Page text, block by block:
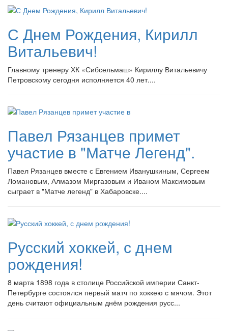
С Днем Рождения, Кирилл
Витальевич!
Главному тренеру ХК «Сибсельмаш» Кириллу Витальевичу
Петровскому сегодня исполняется 40 лет....
Павел Рязанцев примет
участие в "Матче Легенд".
Павел Рязанцев вместе с Евгением Иванушкиным, Сергеем
Ломановым, Алмазом Миргазовым и Иваном Максимовым
сыграет в "Матче легенд" в Хабаровске....
Русский хоккей, с днем
рождения!
8 марта 1898 года в столице Российской империи Санкт-
Петербурге состоялся первый матч по хоккею с мячом. Этот
день считают официальным днём рождения русс...